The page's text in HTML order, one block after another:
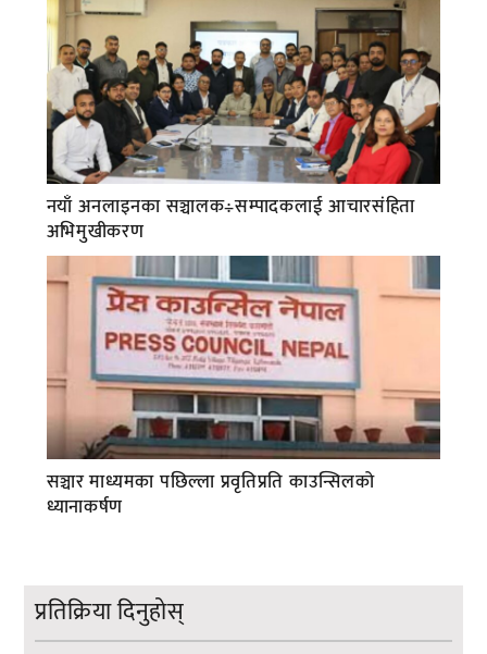
नयाँ अनलाइनका सञ्चालक÷सम्पादकलाई आचारसंहिता
अभिमुखीकरण
सञ्चार माध्यमका पछिल्ला प्रवृतिप्रति काउन्सिलको
ध्यानाकर्षण
प्रतिक्रिया दिनुहोस्